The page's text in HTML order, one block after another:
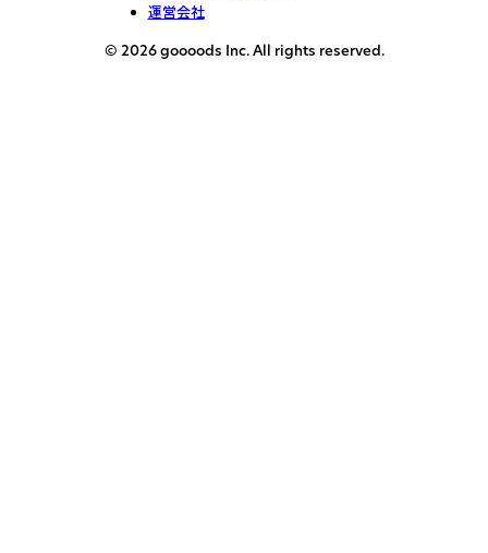
運営会社
© 2026 goooods Inc. All rights reserved.